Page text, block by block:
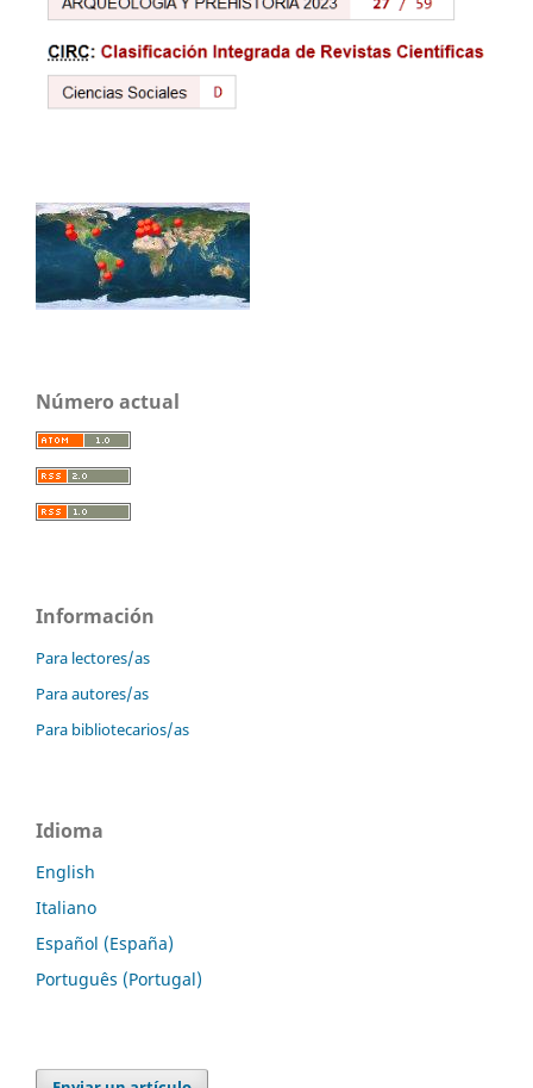
Número actual
Información
Para lectores/as
Para autores/as
Para bibliotecarios/as
Idioma
English
Italiano
Español (España)
Português (Portugal)